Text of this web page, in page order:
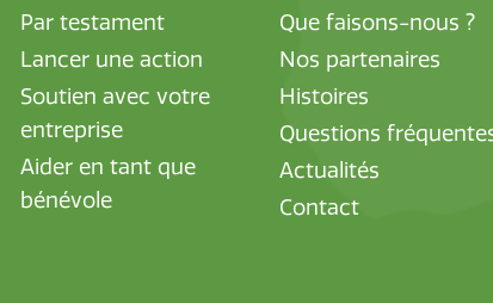
Par testament
Lancer une action
Soutien avec votre
entreprise
Aider en tant que
bénévole
Que faisons-nous ?
Nos partenaires
Histoires
Questions
Actualités
Contact